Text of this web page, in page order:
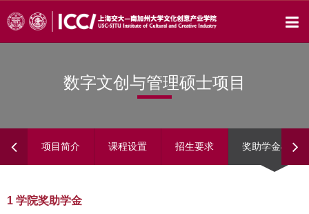
数字文创与管理硕士项目
项目简介 课程设置 招生要求 奖助学金&其他
1 学院奖助学金